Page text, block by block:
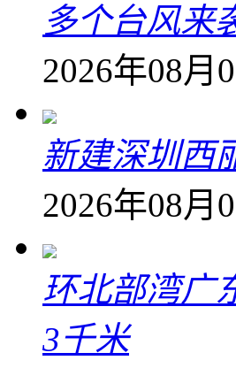
多个台风来
2026年08月
新建深圳西
2026年08月
环北部湾广
3千米